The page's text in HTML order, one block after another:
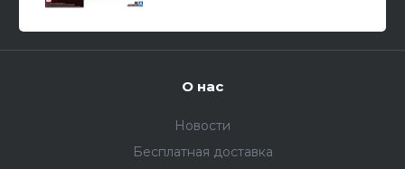
О нас
Новости
Бесплатная доставка